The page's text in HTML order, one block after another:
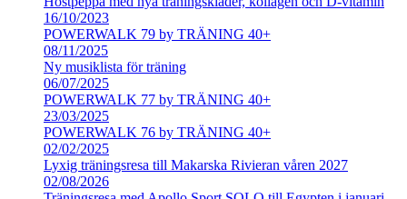
16/10/2023
POWERWALK 79 by TRÄNING 40+
08/11/2025
Ny musiklista för träning
06/07/2025
POWERWALK 77 by TRÄNING 40+
23/03/2025
POWERWALK 76 by TRÄNING 40+
02/02/2025
Lyxig träningsresa till Makarska Rivieran våren 2027
02/08/2026